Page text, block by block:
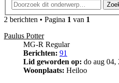
2 berichten • Pagina 1 van 1
Paulus Potter
MG-R Regular
Berichten: 91
Lid geworden op: do aug 04,
Woonplaats: Heiloo